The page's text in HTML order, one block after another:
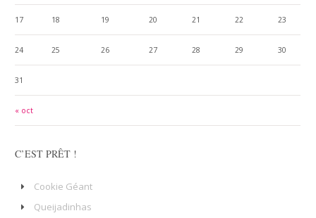
« oct
17 18 19 20 21 22 23
24 25 26 27 28 29 30
31
C’EST PRÊT !
Cookie Géant
Queijadinhas